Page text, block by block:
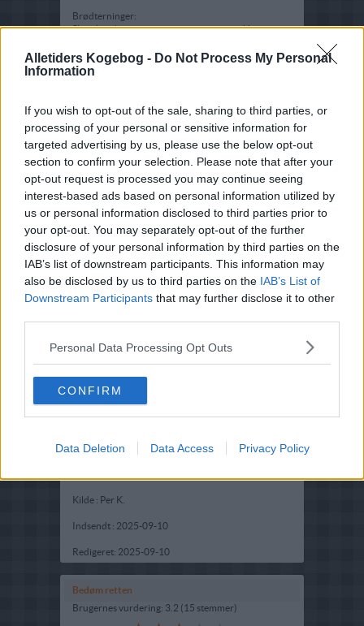
Alletiders Kogebog - Do Not Process My Personal
Information
If you wish to opt-out of the sale, sharing to third parties, or
processing of your personal or sensitive information for
targeted advertising by us, please use the below opt-out
section to confirm your selection. Please note that after your
opt-out request is processed you may continue seeing
interest-based ads based on personal information utilized by
us or personal information disclosed to third parties prior to
your opt-out. You may separately opt-out of the further
disclosure of your personal information by third parties on the
IAB’s list of downstream participants. This information may
also be disclosed by us to third parties on the IAB’s List of
Downstream Participants that may further disclose it to other
Personal Data Processing Opt Outs
CONFIRM
Data Deletion Data Access Privacy Policy
Brødterninger:
Skær brødet i terninger, varm smør og sukker, rist
gyldne. drys lidt kanel imellem. Bred dem ud på et
fad.
Ret :Suppe- Frugtsupper
Kilde : Per K.
Indsendt : 2025-09-10
Redigeret: 2025-09-10
Bedøm retten
Brugernes vurdering: 3.2 (15 stemmer)